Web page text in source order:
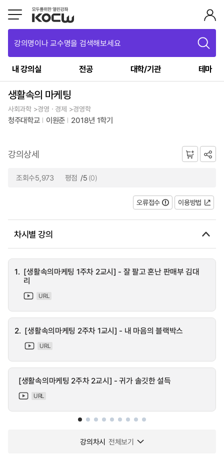
강의명이나 교수명을 검색해보세요
내 강의실 전공 대학/기관 테마
생활속의 마케팅
사회과학 >경영ㆍ경제 >경영학
청주대학교 이원준 2018년 1학기
강의상세
조회수5,973 평점 /5 (0)
오류접수 이용방법
차시별 강의
1. [생활속의마케팅 1주차 2교시] - 잘 팔고 혼난 판매부 김대
리
URL
2. [생활속의마케팅 2주차 1교시] - 내 마음의 블랙박스
URL
[생활속의마케팅 2주차 2교시] - 귀가 솔깃한 설득
URL
강의차시 전체보기